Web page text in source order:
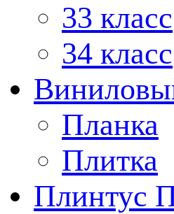
33 класс
34 класс
Планка
Плитка
Плинтус